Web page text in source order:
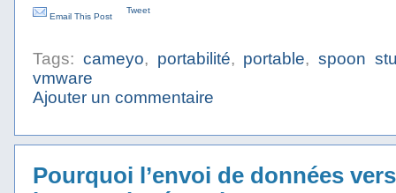
Email This Post
Tweet
Tags: cameyo, portabilité, portable,spoon
vmware
Ajouter un commentaire
Pourquoi l’envoi de données